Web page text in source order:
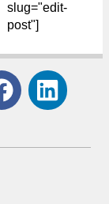
slug="edit-
post"]